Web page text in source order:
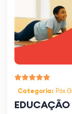
Categoria: Pós